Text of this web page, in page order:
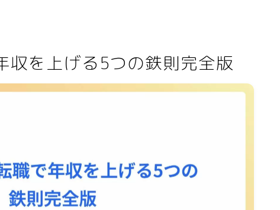
書籍・本
学び・資格
習い事
収を上げる5つの鉄則完全版